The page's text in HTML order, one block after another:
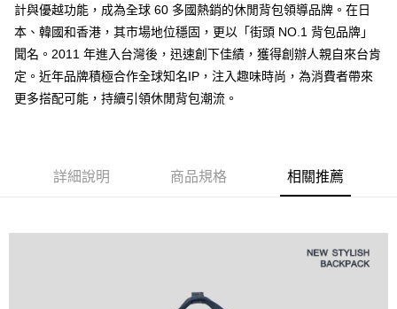
２．便利：只要手機號碼，簡訊認證，即可結帳。
３．安心：先確認商品／服務後，再付款。
【「AFTEE先享後付」結帳流程】
１．於結帳方式選擇「AFTEE先享後付」後，將跳轉至「AFTEE先享後付」
２．訂單成立數日內，您將收到繳費通知簡訊。
購買商品的店家。未經商家同意取消之訂單仍視為有效，需透過AFTEE先享
後付繳納相關費用。
※ 交易是否成功請以「AFTEE先享後付 」之結帳頁面顯示為準，若有關於
客戶支援中心」https://netprotections.freshdesk.com/support/home
易，需依本服務之必要範圍內提供個人資料，並將交易相關給付款項請求債
全家取貨付款
每筆NT$80，滿NT$1,000(含以上)免運費
付款後全家取貨
每筆NT$80，滿NT$1,000(含以上)免運費
計與優越功能，成為全球 60 多國熱銷的休閒背包領導品牌。在日
本、韓國和香港，其市場地位穩固，更以「街頭 NO.1 背包品牌」
聞名。2011 年進入台灣後，迅速創下佳績，獲得創辦人親自來台肯
定。近年品牌積極合作全球知名IP，注入趣味時尚，為消費者帶來
更多搭配可能，持續引領休閒背包潮流。
詳細說明 商品規格 相關推薦